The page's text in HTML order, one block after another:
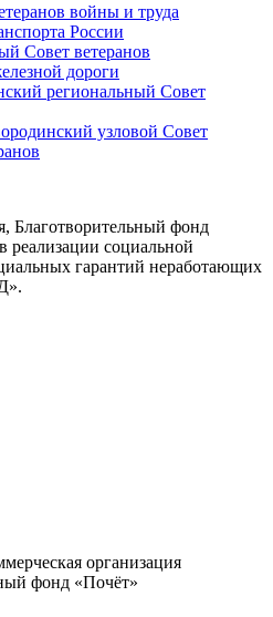
войны и труда
России
Совет ветеранов
дороги
региональный Совет
узловой Совет
Благотворительный фонд
реализации социальной
гарантий неработающих
организация
фонд «Почёт»